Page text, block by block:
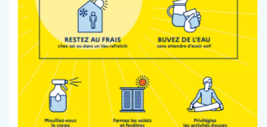
serveur.
PROPRIÉTÉ INTELLECTUELLE
Le Centre Hospitalier Rives de Seine avise les
utilisateurs de ce site que de nombreux éléments de
ce site :